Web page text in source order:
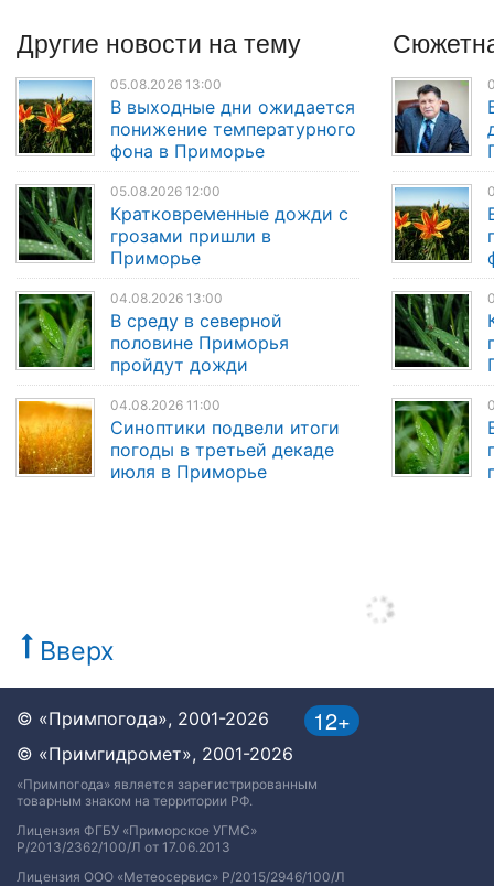
Другие новости на тему
05.08.2026 13:00
В выходные дни ожидается
понижение температурного
фона в Приморье
05.08.2026 12:00
Кратковременные дожди с
грозами пришли в
Приморье
04.08.2026 13:00
В среду в северной
половине Приморья
пройдут дожди
04.08.2026 11:00
Синоптики подвели итоги
погоды в третьей декаде
июля в Приморье
Вверх
12+
© «Примпогода», 2001-2026
© «Примгидромет», 2001-2026
«Примпогода» является зарегистрированным
товарным знаком на территории РФ.
Лицензия ФГБУ «Приморское УГМС»
Р/2013/2362/100/Л от 17.06.2013
Лицензия ООО «Метеосервис» Р/2015/2946/100/Л